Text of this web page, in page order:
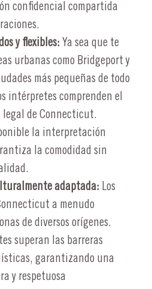
confidencial compartida
y flexibles: Ya sea que te
urbanas como Bridgeport y
más pequeñas de todo
intérpretes comprenden el
legal de Connecticut.
la interpretación
la comodidad sin
adaptada: Los
a menudo
de diversos orígenes.
superan las barreras
garantizando una
y respetuosa